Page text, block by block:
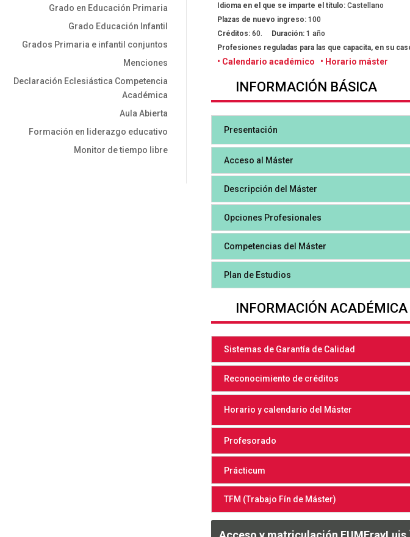
Grado en Educación Primaria
Grado Educación Infantil
Grados Primaria e infantil conjuntos
Menciones
Declaración Eclesiástica Competencia
Académica
Aula Abierta
Formación en liderazgo educativo
Monitor de tiempo libre
Idioma en el que se imparte el título: Castellano
Plazas de nuevo ingreso: 100
Créditos: 60. Duración: 1 año
Profesiones reguladas para las que capacita, en su
• Calendario académico • Horario máster
INFORMACIÓN BÁSICA
Presentación
Acceso al Máster
Descripción del Máster
Opciones Profesionales
Competencias del Máster
Plan de Estudios
INFORMACIÓN ACADÉMICA
Sistemas de Garantía de Calidad
Reconocimiento de créditos
Horario y calendario del Máster
Profesorado
Prácticum
TFM (Trabajo Fín de Máster)